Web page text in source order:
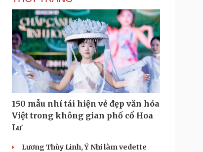
150 mẫu nhí tái hiện vẻ đẹp văn hóa
Việt trong không gian phố cổ Hoa
Lư
Lương Thùy Linh, Ý Nhi làm vedette